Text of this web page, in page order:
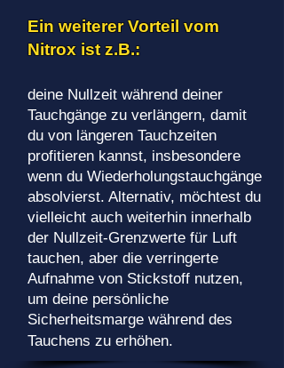
Ein weiterer Vorteil vom
Nitrox ist z.B.:
deine Nullzeit während deiner
Tauchgänge zu verlängern, damit
du von längeren Tauchzeiten
profitieren kannst, insbesondere
wenn du Wiederholungstauchgänge
absolvierst. Alternativ, möchtest du
vielleicht auch weiterhin innerhalb
der Nullzeit-Grenzwerte für Luft
tauchen, aber die verringerte
Aufnahme von Stickstoff nutzen,
um deine persönliche
Sicherheitsmarge während des
Tauchens zu erhöhen.